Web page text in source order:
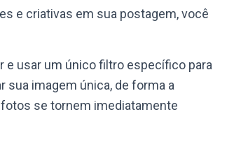
e criativas em sua postagem, você
e usar um único filtro específico para
sua imagem única, de forma a
se tornem imediatamente